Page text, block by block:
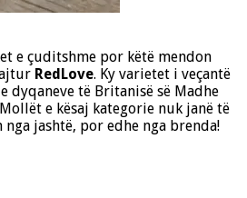
e çuditshme por këtë mendon
RedLove. Ky varietet i veçantë
dyqaneve të Britanisë së Madhe
e kësaj kategorie nuk janë të
jashtë, por edhe nga brenda!